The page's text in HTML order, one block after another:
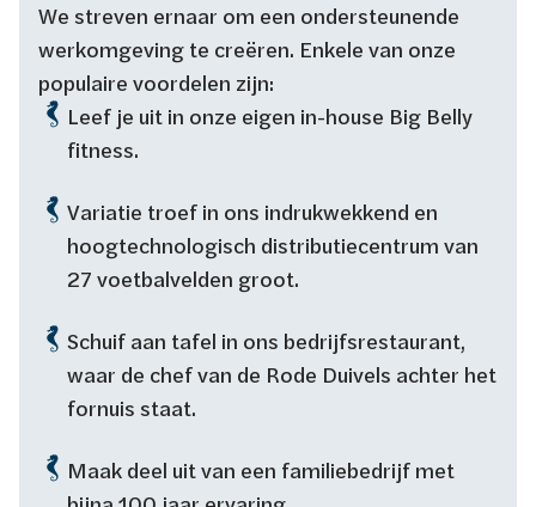
We streven ernaar om een ondersteunende
werkomgeving te creëren. Enkele van onze
populaire voordelen zijn:
Leef je uit in onze eigen in-house Big Belly
fitness.
Variatie troef in ons indrukwekkend en
hoogtechnologisch distributiecentrum van
27 voetbalvelden groot.
Schuif aan tafel in ons bedrijfsrestaurant,
waar de chef van de Rode Duivels achter het
fornuis staat.
Maak deel uit van een familiebedrijf met